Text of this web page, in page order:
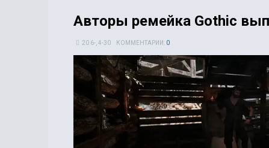
Авторы ремейка Gothic
20 6-, 4-30 КОММЕНТАРИИ: 0